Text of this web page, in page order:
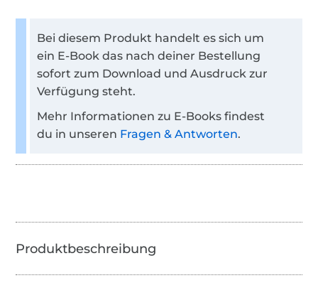
Bei diesem Produkt handelt es sich um
ein E-Book das nach deiner Bestellung
sofort zum Download und Ausdruck zur
Verfügung steht.
Mehr Informationen zu E-Books findest
du in unseren Fragen & Antworten.